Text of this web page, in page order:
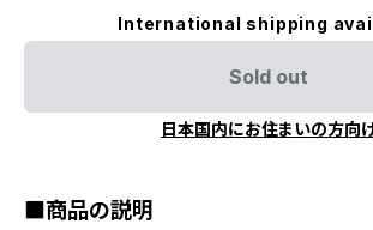
International shipping
Sold out
日本国内にお住まいの方向
■商品の説明